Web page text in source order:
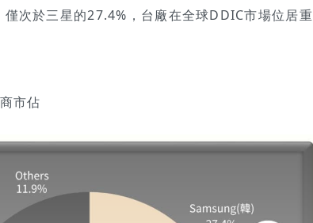
次於三星的27.4%，台廠在全球DDIC市場位居重
商市佔